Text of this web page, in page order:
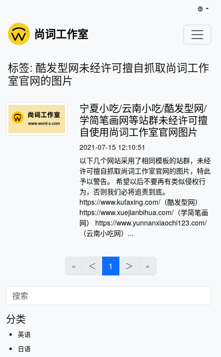
尚词工作室
标签: 酷发型网未经许可擅自抓取尚词工作
室官网的图片
宁夏小吃/云南小吃/酷发型网/
学简笔画网等站群未经许可擅
自使用尚词工作室官网图片
2021-07-15 12:10:51
以下几个网站采用了相同模板的站群，未经
许可擅自抓取尚词工作室官网的图片，特此
予以警告。 希望以后不要再有类似侵权行
为，否则我们必将追责到底。
https://www.kufaxing.com/（酷发型网）
https://www.xuejianbihua.com/（学简笔画
网） https://www.yunnanxiaochi123.com/
（云南小吃网）...
« ＜ 1 ＞ »
分类
英语
日语